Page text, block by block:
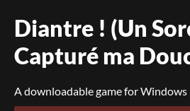
Diantre ! (Un
Capturé ma
A downloadable game for Windows